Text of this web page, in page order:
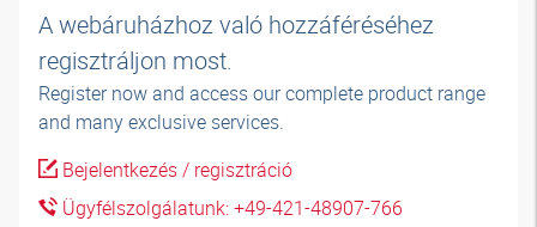
A webáruházhoz való hozzáféréséhez
regisztráljon most.
Register now and access our complete product range
and many exclusive services.
Bejelentkezés / regisztráció
Ügyfélszolgálatunk: +49-421-48907-766